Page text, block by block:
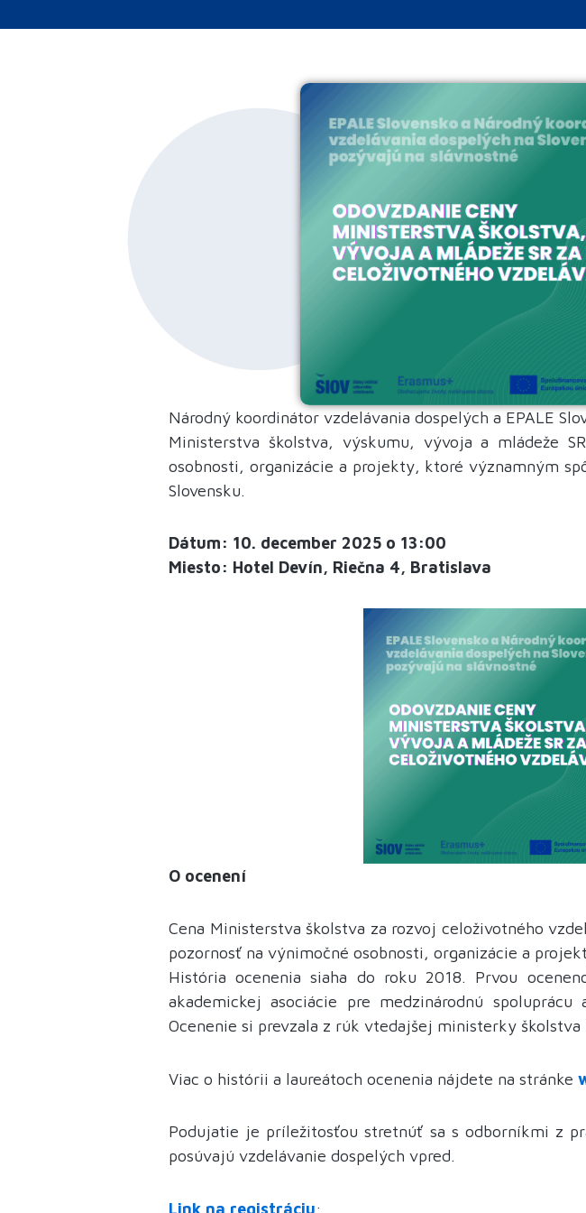
Národný koordinátor vzdelávania dospelých a EPALE
Ministerstva školstva, výskumu, vývoja a mládeže
osobnosti, organizácie a projekty, ktoré významným
Slovensku.
Dátum: 10. december 2025 o 13:00
Miesto: Hotel Devín, Riečna 4, Bratislava
O ocenení
Cena Ministerstva školstva za rozvoj celoživotného
pozornosť na výnimočné osobnosti, organizácie a
História ocenenia siaha do roku 2018. Prvou
akademickej asociácie pre medzinárodnú
Ocenenie si prevzala z rúk vtedajšej ministerky školstva
Viac o histórii a laureátoch ocenenia nájdete na stránke
Podujatie je príležitosťou stretnúť sa s odborníkmi z
posúvajú vzdelávanie dospelých vpred.
Link na registráciu: